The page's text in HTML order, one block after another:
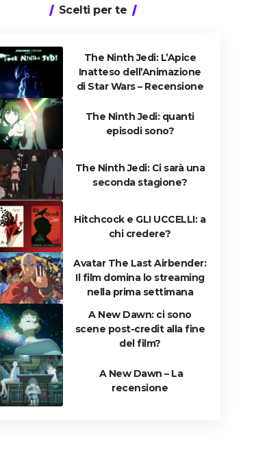
Scelti per te
The Ninth Jedi: L’Apice
Inatteso dell’Animazione
di Star Wars – Recensione
The Ninth Jedi: quanti
episodi sono?
The Ninth Jedi: Ci sarà una
seconda stagione?
Hitchcock e GLI UCCELLI: a
chi credere?
Avatar The Last Airbender:
Il film domina lo streaming
nella prima settimana
A New Dawn: ci sono
scene post-credit alla fine
del film?
A New Dawn – La
recensione